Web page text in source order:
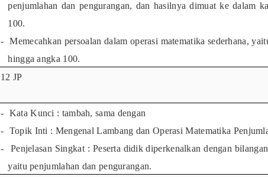
penjumlahan dan pengurangan, dan hasilnya dimuat ke dalam
100.
-
Memecahkan persoalan dalam operasi matematika sederhana,
hingga angka 100.
12 JP
- Kata Kunci : tambah, sama dengan
- Topik Inti : Mengenal Lambang dan Operasi Matematika
-
Penjelasan Singkat : Peserta didik diperkenalkan dengan
yaitu penjumlahan dan pengurangan.